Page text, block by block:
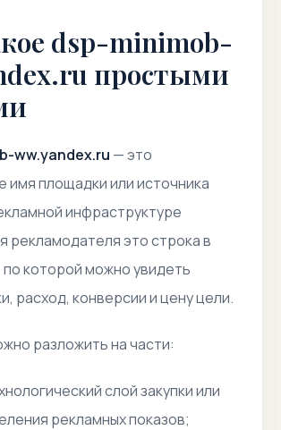
dsp-minimob-
простыми
ww.yandex.ru — это
имя площадки или источника
инфраструктуре
рекламодателя это строка в
по которой можно увидеть
расход, конверсии и цену цели.
разложить на части:
слой закупки или
рекламных показов;